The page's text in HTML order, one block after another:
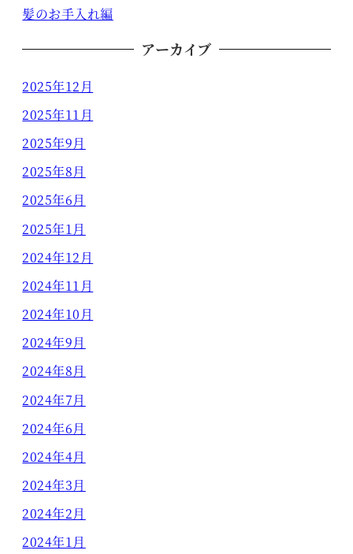
髪のお手入れ編
アーカイブ
2025年12月
2025年11月
2025年9月
2025年8月
2025年6月
2025年1月
2024年12月
2024年11月
2024年10月
2024年9月
2024年8月
2024年7月
2024年6月
2024年4月
2024年3月
2024年2月
2024年1月